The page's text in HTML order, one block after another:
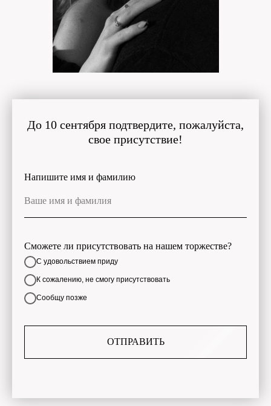
До 10 сентября подтвердите, пожалуйста,
свое присутствие!
Напишите имя и фамилию
Ваше имя и фамилия
Сможете ли присутствовать на нашем торжестве?
С удовольствием приду
К сожалению, не смогу присутствовать
Сообщу позже
ОТПРАВИТЬ